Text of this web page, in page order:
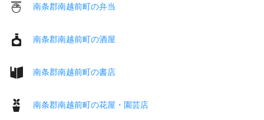
南条郡南越前町の弁当
南条郡南越前町の酒屋
南条郡南越前町の書店
南条郡南越前町の花屋・園芸店